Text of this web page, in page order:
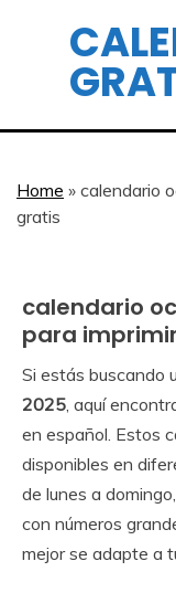
Home » calendario
gratis
Calendar
Gratis
calendario
para
September
3,
2025
Calendar
Si estás buscando
2025, aquí
en español. Estos
disponibles en
de lunes a
con números
mejor se adapte a